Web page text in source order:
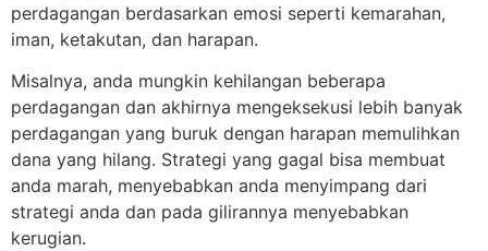
perdagangan berdasarkan emosi seperti kemarahan,
iman, ketakutan, dan harapan.
Misalnya, anda mungkin kehilangan beberapa
perdagangan dan akhirnya mengeksekusi lebih banyak
perdagangan yang buruk dengan harapan memulihkan
dana yang hilang. Strategi yang gagal bisa membuat
anda marah, menyebabkan anda menyimpang dari
strategi anda dan pada gilirannya menyebabkan
kerugian.